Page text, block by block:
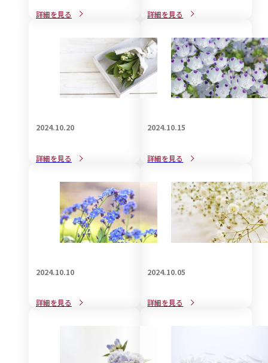
葬儀で身につける喪服用バ
詳細を見る
葬儀で着用する和装の知識
詳細を見る
2024.10.20
知っているようで知らない
詳細を見る
2024.10.15
赤ちゃん連れで葬儀に参列
詳細を見る
2024.10.10
家族葬で受付は必要か不要
詳細を見る
2024.10.05
孫として参列する場合の香
詳細を見る